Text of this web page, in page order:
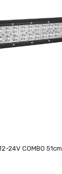
24V COMBO 51cm